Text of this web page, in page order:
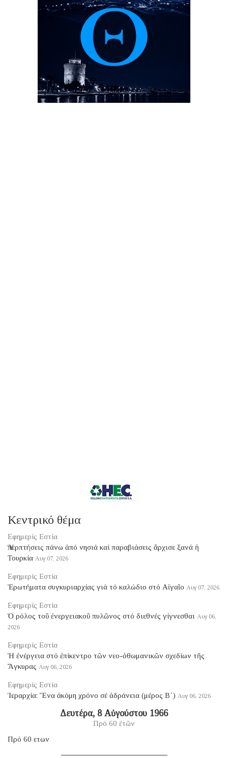
Κεντρικό θέμα
Εφημερίς Εστία
Ὑπερπτήσεις πάνω ἀπό νησιά καί παραβιάσεις ἄρχισε ξανά ἡ
Τουρκία Αυγ 07, 2026
Εφημερίς Εστία
Ἐρωτήματα συγκυριαρχίας γιά τό καλώδιο στό Αἰγαῖο Αυγ 07, 2026
Εφημερίς Εστία
Ὁ ρόλος τοῦ ἐνεργειακοῦ πυλῶνος στό διεθνές γίγνεσθαι Αυγ 06,
2026
Εφημερίς Εστία
Ἡ ἐνέργεια στό ἐπίκεντρο τῶν νεο-ὀθωμανικῶν σχεδίων τῆς
Ἄγκυρας Αυγ 06, 2026
Εφημερίς Εστία
Ἱεραρχία: Ἕνα ἀκόμη χρόνο σέ ἀδράνεια (μέρος B΄) Αυγ 06, 2026
Δευτέρα, 8 Αὐγούστου 1966
Πρό 60 ἐτῶν
Πρό 60 ετων